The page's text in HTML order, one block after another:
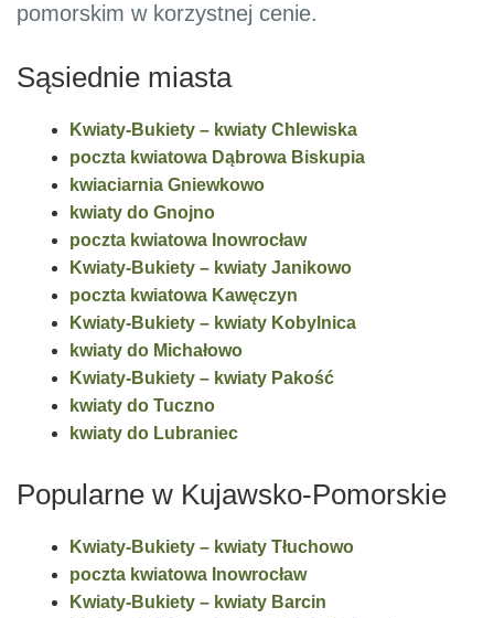
pomorskim w korzystnej cenie.
Sąsiednie miasta
Kwiaty-Bukiety – kwiaty Chlewiska
poczta kwiatowa Dąbrowa Biskupia
kwiaciarnia Gniewkowo
kwiaty do Gnojno
poczta kwiatowa Inowrocław
Kwiaty-Bukiety – kwiaty Janikowo
poczta kwiatowa Kawęczyn
Kwiaty-Bukiety – kwiaty Kobylnica
kwiaty do Michałowo
Kwiaty-Bukiety – kwiaty Pakość
kwiaty do Tuczno
kwiaty do Lubraniec
Popularne w Kujawsko-Pomorskie
Kwiaty-Bukiety – kwiaty Tłuchowo
poczta kwiatowa Inowrocław
Kwiaty-Bukiety – kwiaty Barcin